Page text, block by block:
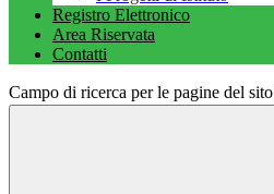
Registro Elettronico
Area Riservata
Contatti
Campo di ricerca per le pagine del sito